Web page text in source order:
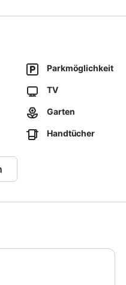
Safe, EG: Flur mit
umfangreich
Waschbecken,
Babyreisebett zubuchbar,
Sonnenliege samt
Ihr Auto einen zugeordneten
Sonnenliege samt
Fahrräder gibt es einen
unweit von St.Peter-Dorf.
Gehminuten den Deich.
und dem
Parkmöglichkeit
TV
Garten
Handtücher